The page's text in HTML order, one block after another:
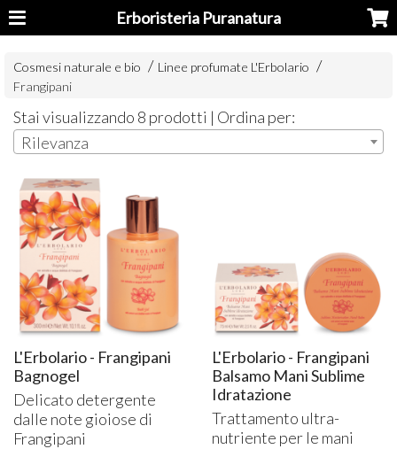
Erboristeria Puranatura
Cosmesi naturale e bio
Linee profumate L'Erbolario
Frangipani
Stai visualizzando 8 prodotti | Ordina per:
Rilevanza
L'Erbolario - Frangipani
Bagnogel
Delicato detergente
dalle note gioiose di
Frangipani
L'Erbolario - Frangipani
Balsamo Mani Sublime
Idratazione
Trattamento ultra-
nutriente per le mani